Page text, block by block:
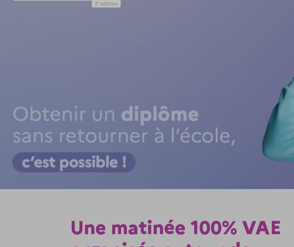
Une matinée 100% VAE